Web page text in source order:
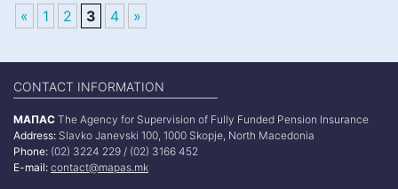
«
1 2 3 4 »
CONTACT INFORMATION
МАПАС The Agency for Supervision of Fully Funded Pension Insurance
Address: Slavko Janevski 100, 1000 Skopje, North Macedonia
Phone: (02) 3224 229 / (02) 3166 452
E-mail: contact@mapas.mk